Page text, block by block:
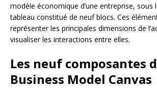
modèle économique d’une entreprise, sous
tableau constitué de neuf blocs. Ces
représenter les principales dimensions de
visualiser les interactions entre elles.
Les neuf composantes
Business Model Canvas